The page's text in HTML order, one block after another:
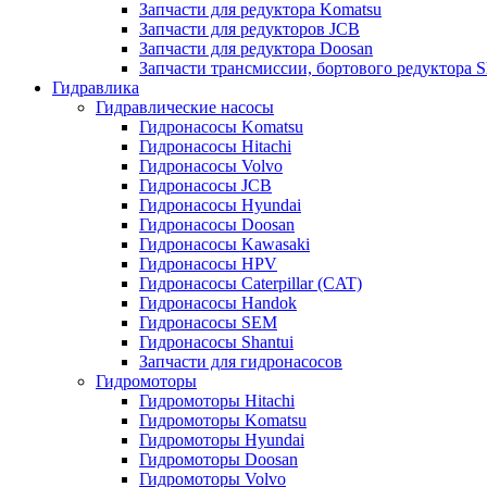
Запчасти для редуктора Komatsu
Запчасти для редукторов JCB
Запчасти для редуктора Doosan
Запчасти трансмиссии, бортового редуктора
Гидравлика
Гидравлические насосы
Гидронасосы Komatsu
Гидронасосы Hitachi
Гидронасосы Volvo
Гидронасосы JCB
Гидронасосы Hyundai
Гидронасосы Doosan
Гидронасосы Kawasaki
Гидронасосы HPV
Гидронасосы Caterpillar (CAT)
Гидронасосы Handok
Гидронасосы SEM
Гидронасосы Shantui
Запчасти для гидронасосов
Гидромоторы
Гидромоторы Hitachi
Гидромоторы Komatsu
Гидромоторы Hyundai
Гидромоторы Doosan
Гидромоторы Volvo